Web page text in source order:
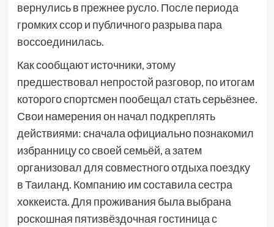
вернулись в прежнее русло. После периода
громких ссор и публичного разрыва пара
воссоединилась.
Как сообщают источники, этому
предшествовал непростой разговор, по итогам
которого спортсмен пообещал стать серьёзнее.
Свои намерения он начал подкреплять
действиями: сначала официально познакомил
избранницу со своей семьёй, а затем
организовал для совместного отдыха поездку
в Таиланд. Компанию им составила сестра
хоккеиста. Для проживания была выбрана
роскошная пятизвёздочная гостиница с